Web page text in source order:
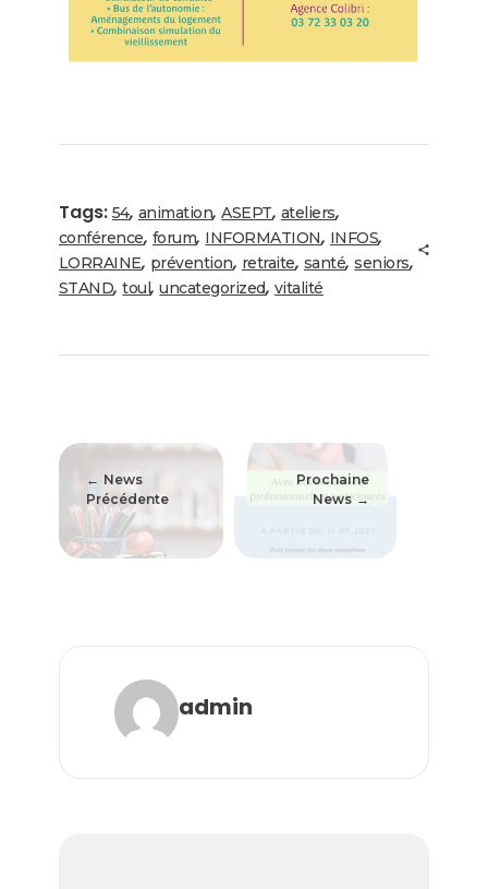
Tags: 54, animation,ASEPT, ateliers,
conférence, forum, INFORMATION, INFOS,
LORRAINE, prévention, retraite, santé,seniors,
STAND,toul,uncategorized, vitalité
News
Précédente
Prochaine
News
admin